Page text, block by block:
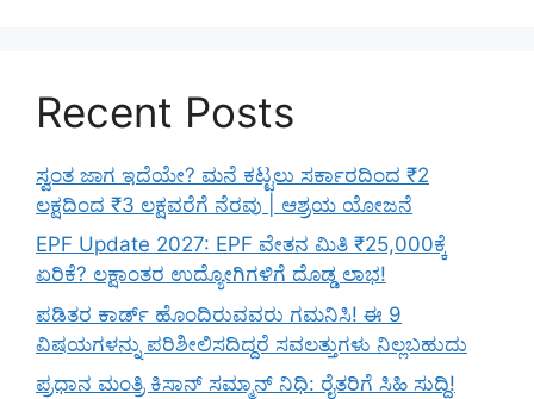
Recent Posts
ಸ್ವಂತ ಜಾಗ ಇದೆಯೇ? ಮನೆ ಕಟ್ಟಲು ಸರ್ಕಾರದಿಂದ ₹2
ಲಕ್ಷದಿಂದ ₹3 ಲಕ್ಷವರೆಗೆ ನೆರವು | ಆಶ್ರಯ ಯೋಜನೆ
EPF Update 2027: EPF ವೇತನ ಮಿತಿ ₹25,000ಕ್ಕೆ
ಏರಿಕೆ? ಲಕ್ಷಾಂತರ ಉದ್ಯೋಗಿಗಳಿಗೆ ದೊಡ್ಡ ಲಾಭ!
ಪಡಿತರ ಕಾರ್ಡ್ ಹೊಂದಿರುವವರು ಗಮನಿಸಿ! ಈ 9
ವಿಷಯಗಳನ್ನು ಪರಿಶೀಲಿಸದಿದ್ದರೆ ಸವಲತ್ತುಗಳು ನಿಲ್ಲಬಹುದು
ಪ್ರಧಾನ ಮಂತ್ರಿ ಕಿಸಾನ್ ಸಮ್ಮಾನ್ ನಿಧಿ: ರೈತರಿಗೆ ಸಿಹಿ ಸುದ್ದಿ!